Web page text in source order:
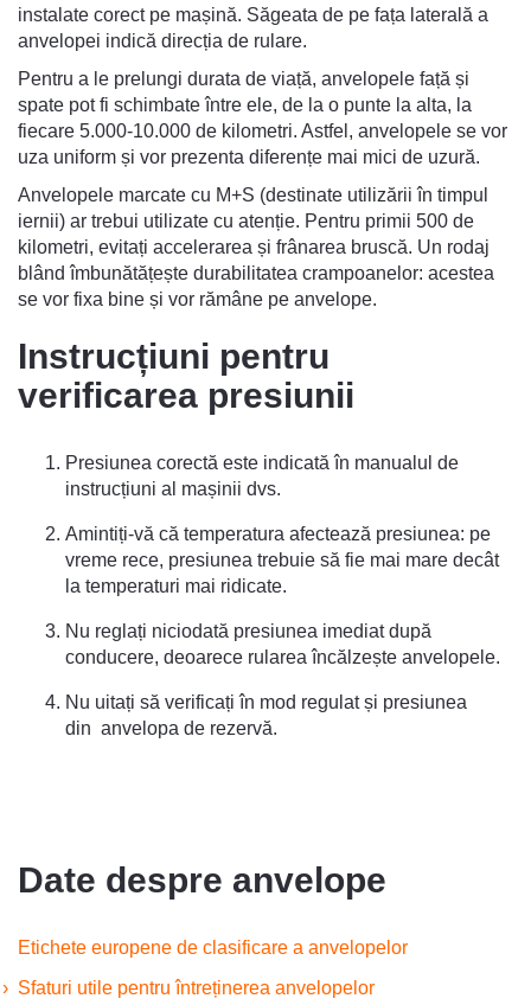
instalate corect pe mașină. Săgeata de pe fața laterală a
anvelopei indică direcția de rulare.
Pentru a le prelungi durata de viață, anvelopele față și
spate pot fi schimbate între ele, de la o punte la alta, la
fiecare 5.000-10.000 de kilometri. Astfel, anvelopele se vor
uza uniform și vor prezenta diferențe mai mici de uzură.
Anvelopele marcate cu M+S (destinate utilizării în timpul
iernii) ar trebui utilizate cu atenție. Pentru primii 500 de
kilometri, evitați accelerarea și frânarea bruscă. Un rodaj
blând îmbunătățește durabilitatea crampoanelor: acestea
se vor fixa bine și vor rămâne pe anvelope.
Instrucțiuni pentru
verificarea presiunii
Presiunea corectă este indicată în manualul de
instrucțiuni al mașinii dvs.
Amintiți-vă că temperatura afectează presiunea: pe
vreme rece, presiunea trebuie să fie mai mare decât
la temperaturi mai ridicate.
Nu reglați niciodată presiunea imediat după
conducere, deoarece rularea încălzește anvelopele.
Nu uitați să verificați în mod regulat și presiunea
din anvelopa de rezervă.
Date despre anvelope
Etichete europene de clasificare a anvelopelor
Sfaturi utile pentru întreținerea anvelopelor